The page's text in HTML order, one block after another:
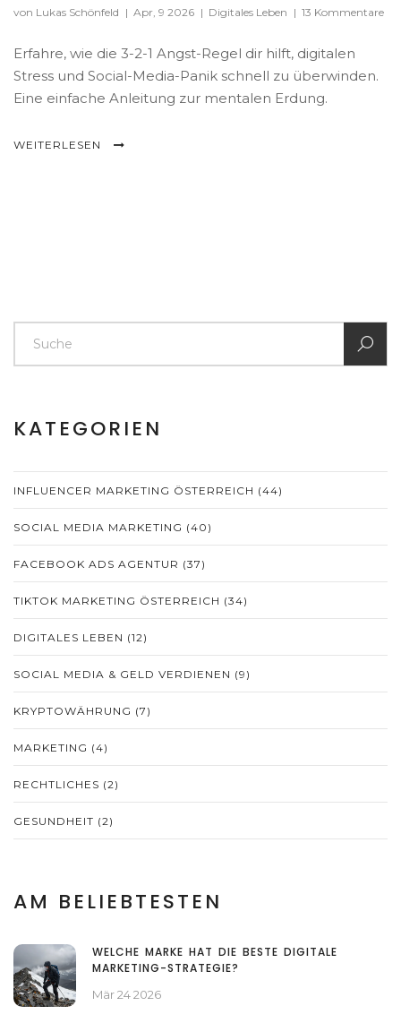
von Lukas Schönfeld | Apr, 9 2026 | Digitales Leben | 13 Kommentare
Erfahre, wie die 3-2-1 Angst-Regel dir hilft, digitalen
Stress und Social-Media-Panik schnell zu überwinden.
Eine einfache Anleitung zur mentalen Erdung.
WEITERLESEN
KATEGORIEN
INFLUENCER MARKETING ÖSTERREICH (44)
SOCIAL MEDIA MARKETING (40)
FACEBOOK ADS AGENTUR (37)
TIKTOK MARKETING ÖSTERREICH (34)
DIGITALES LEBEN (12)
SOCIAL MEDIA & GELD VERDIENEN (9)
KRYPTOWÄHRUNG (7)
MARKETING (4)
RECHTLICHES (2)
GESUNDHEIT (2)
AM BELIEBTESTEN
WELCHE MARKE HAT DIE BESTE DIGITALE
MARKETING-STRATEGIE?
Mär 24 2026